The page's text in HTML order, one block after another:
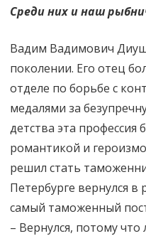
Среди них и наш
Вадим Вадимович
поколении. Его отец
отделе по борьбе с
медалями за
детства эта профессия
романтикой и
решил стать
Петербурге вернулся
самый таможенный
– Вернулся, потому